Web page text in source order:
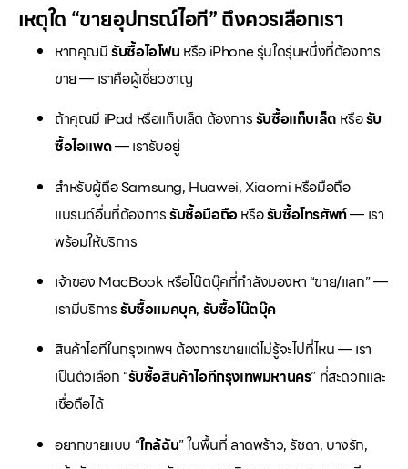
เหตุใด “ขายอุปกรณ์ไอที” ถึงควรเลือกเรา
หากคุณมีรับซื้อไอโฟน หรือ iPhone รุ่นใดรุ่นหนึ่งที่ต้องการ
ขาย — เราคือผู้เชี่ยวชาญ
ถ้าคุณมี iPad หรือแท็บเล็ต ต้องการรับซื้อแท็บเล็ต หรือรับ
ซื้อไอแพด— เรารับอยู่
สำหรับผู้ถือ Samsung, Huawei, Xiaomi หรือมือถือ
แบรนด์อื่นที่ต้องการรับซื้อมือถือหรือรับซื้อโทรศัพท์— เรา
พร้อมให้บริการ
เจ้าของ MacBook หรือโน๊ตบุ๊คที่กำลังมองหา “ขาย/แลก” —
เรามีบริการรับซื้อแมคบุค, รับซื้อโน๊ตบุ๊ค
สินค้าไอทีในกรุงเทพฯ ต้องการขายแต่ไม่รู้จะไปที่ไหน — เรา
เป็นตัวเลือก “รับซื้อสินค้าไอทีกรุงเทพมหานคร” ที่สะดวกและ
เชื่อถือได้
อยากขายแบบ “ใกล้ฉัน” ในพื้นที่ ลาดพร้าว, รัชดา, บางรัก,